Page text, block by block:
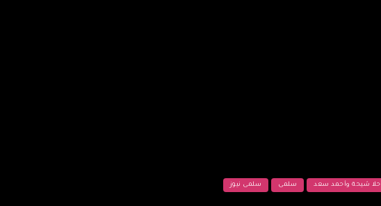
حلا شيحة وأحمد سعد سلمى سلمى نيوز